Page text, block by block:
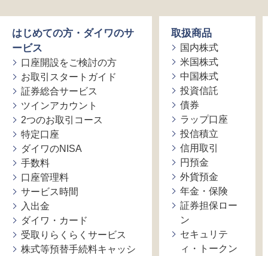
はじめての方・ダイワのサ
ービス
口座開設をご検討の方
お取引スタートガイド
証券総合サービス
ツインアカウント
2つのお取引コース
特定口座
ダイワのNISA
手数料
口座管理料
サービス時間
入出金
ダイワ・カード
受取りらくらくサービス
株式等預替手続料キャッシ
取扱商品
国内株式
米国株式
中国株式
投資信託
債券
ラップ口座
投信積立
信用取引
円預金
外貨預金
年金・保険
証券担保ロー
ン
セキュリテ
ィ・トークン